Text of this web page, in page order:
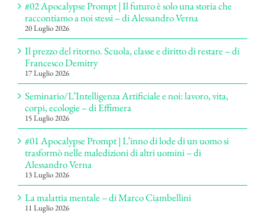
#02 Apocalypse Prompt | Il futuro è solo una storia che
raccontiamo a noi stessi – di Alessandro Verna
20 Luglio 2026
Il prezzo del ritorno. Scuola, classe e diritto di restare – di
Francesco Demitry
17 Luglio 2026
Seminario/L’Intelligenza Artificiale e noi: lavoro, vita,
corpi, ecologie – di Effimera
15 Luglio 2026
#01 Apocalypse Prompt | L’inno di lode di un uomo si
trasformò nelle maledizioni di altri uomini – di
Alessandro Verna
13 Luglio 2026
La malattia mentale – di Marco Ciambellini
11 Luglio 2026